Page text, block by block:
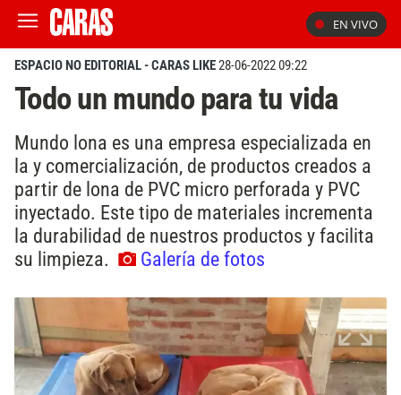
EN VIVO
ESPACIO NO EDITORIAL - CARAS LIKE28-06-2022 09:22
Todo un mundo para tu vida
Mundo lona es una empresa especializada en
la y comercialización, de productos creados a
partir de lona de PVC micro perforada y PVC
inyectado. Este tipo de materiales incrementa
la durabilidad de nuestros productos y facilita
su limpieza.
Galería de fotos